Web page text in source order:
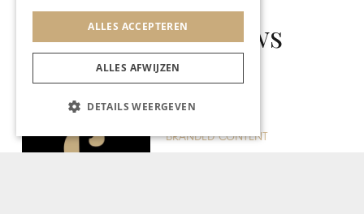
Gerelateerd nieuws
BRANDED CONTENT
ALLES ACCEPTEREN
ALLES AFWIJZEN
DETAILS WEERGEVEN